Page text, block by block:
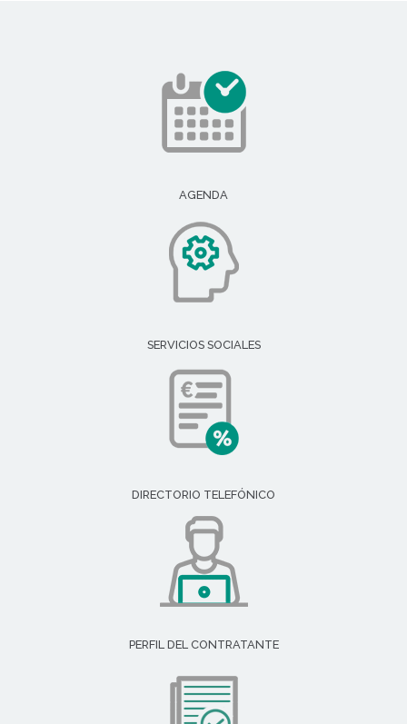
AGENDA
SERVICIOS SOCIALES
DIRECTORIO TELEFÓNICO
PERFIL DEL CONTRATANTE